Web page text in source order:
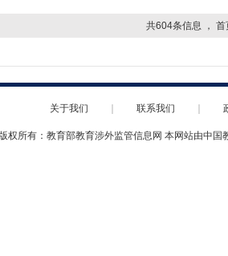
共604条信息 ， 首
关于我们 联系我们
版权所有：教育部教育涉外监管信息网 本网站由中